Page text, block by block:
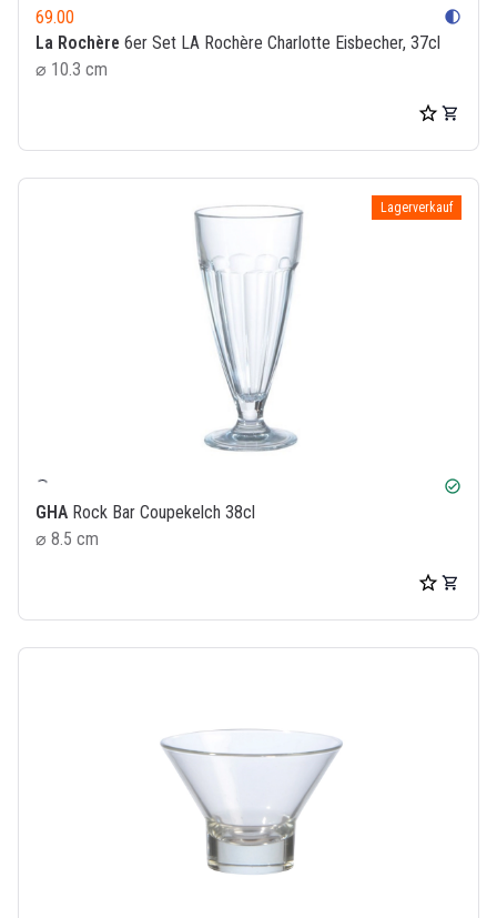
69.00 contrast
La Rochère 6er Set LA Rochère Charlotte Eisbecher, 37cl
⌀ 10.3 cm
Lagerverkauf
check_circle
GHA Rock Bar Coupekelch 38cl
⌀ 8.5 cm